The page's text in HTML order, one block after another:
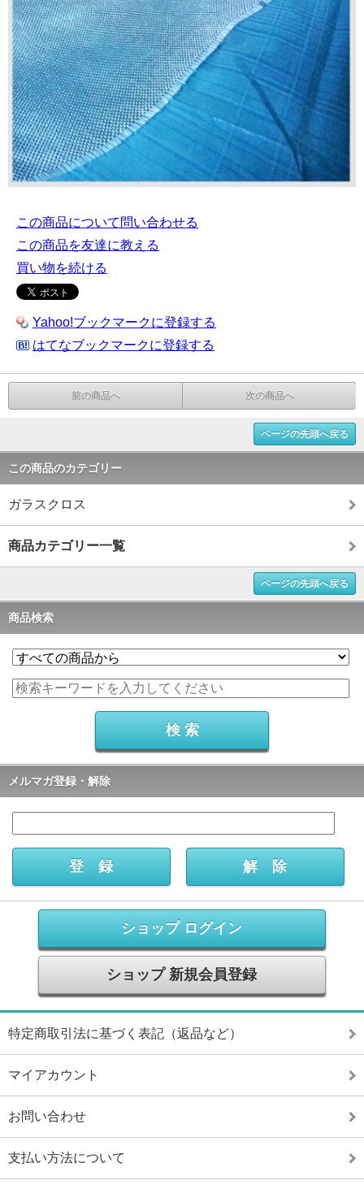
この商品について問い合わせる
この商品を友達に教える
買い物を続ける
Yahoo!ブックマークに登録する
はてなブックマークに登録する
前の商品へ 次の商品へ
ページの先頭へ戻る
この商品のカテゴリー
ガラスクロス
商品カテゴリー一覧
ページの先頭へ戻る
商品検索
メルマガ登録・解除
ショップ ログイン
ショップ 新規会員登録
特定商取引法に基づく表記（返品など）
マイアカウント
お問い合わせ
支払い方法について